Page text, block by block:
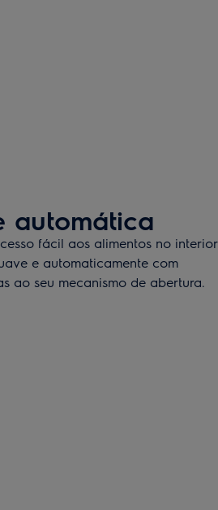
automática
fácil aos alimentos no interior
e automaticamente com
ao seu mecanismo de abertura.